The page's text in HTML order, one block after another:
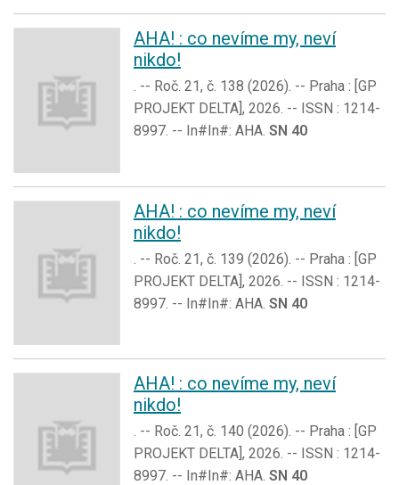
AHA! : co nevíme my, neví
nikdo!
. -- Roč. 21, č. 138 (2026). -- Praha : [GP
PROJEKT DELTA], 2026. -- ISSN : 1214-
8997. -- In#In#: AHA. SN 40
AHA! : co nevíme my, neví
nikdo!
. -- Roč. 21, č. 139 (2026). -- Praha : [GP
PROJEKT DELTA], 2026. -- ISSN : 1214-
8997. -- In#In#: AHA. SN 40
AHA! : co nevíme my, neví
nikdo!
. -- Roč. 21, č. 140 (2026). -- Praha : [GP
PROJEKT DELTA], 2026. -- ISSN : 1214-
8997. -- In#In#: AHA. SN 40